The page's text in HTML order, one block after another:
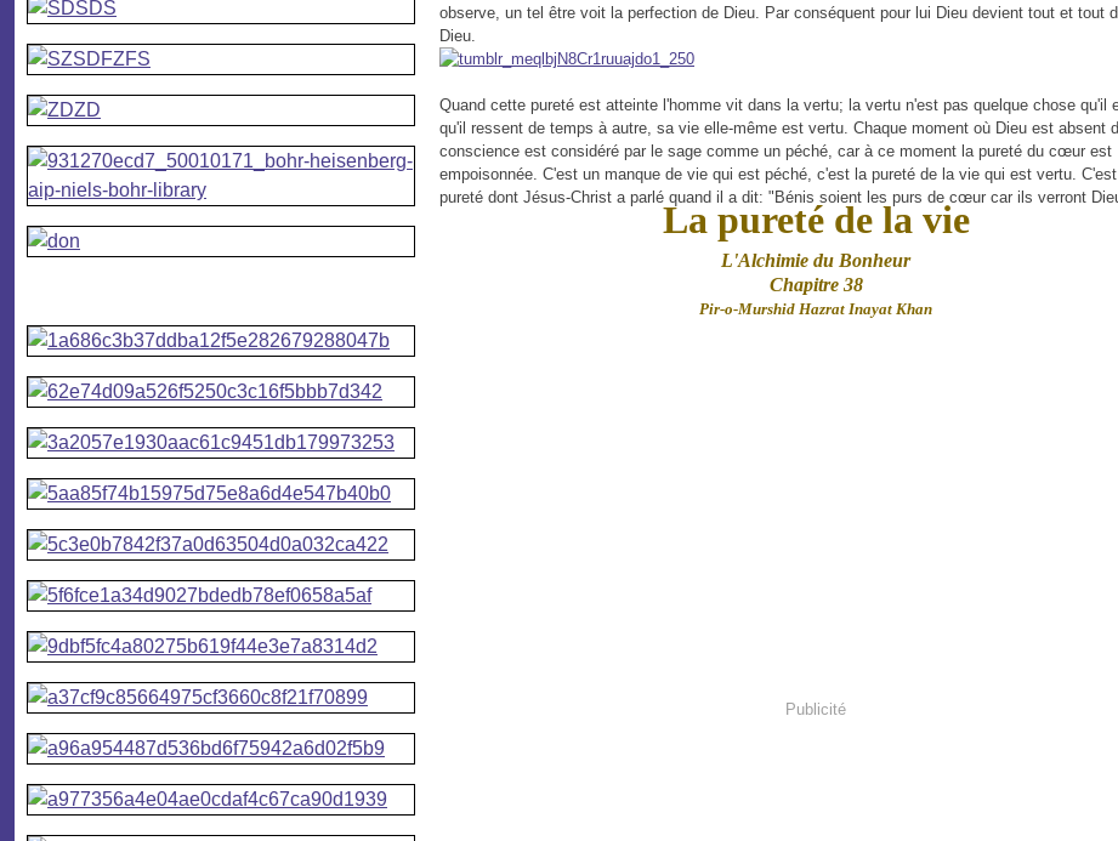
observe, un tel être voit la perfection de Dieu. Par conséquent pour lui Dieu devient tout et tout
Dieu.
Quand cette pureté est atteinte l'homme vit dans la vertu; la vertu n'est pas quelque chose qu'il
qu'il ressent de temps à autre, sa vie elle-même est vertu. Chaque moment où Dieu est absent
conscience est considéré par le sage comme un péché, car à ce moment la pureté du cœur est
empoisonnée. C'est un manque de vie qui est péché, c'est la pureté de la vie qui est vertu.
pureté dont Jésus-Christ a parlé quand il a dit: "Bénis soient les purs de cœur car ils verront
La pureté de la vie
L'Alchimie du Bonheur
Chapitre 38
Pir-o-Murshid Hazrat Inayat Khan
Publicité